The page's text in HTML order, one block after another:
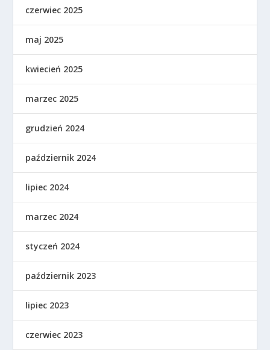
czerwiec 2025
maj 2025
kwiecień 2025
marzec 2025
grudzień 2024
październik 2024
lipiec 2024
marzec 2024
styczeń 2024
październik 2023
lipiec 2023
czerwiec 2023